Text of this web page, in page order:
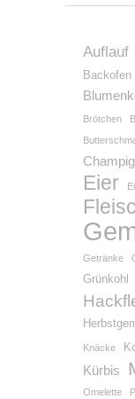
Auflauf
Backofen
Brötchen
Eier
Getränke
Grünkohl
Knäcke
Kürbis
Omelette